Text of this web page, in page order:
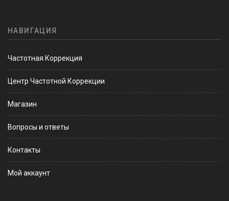
НАВИГАЦИЯ
Частотная Коррекция
Центр Частотной Коррекции
Магазин
Вопросы и ответы
Контакты
Мой аккаунт